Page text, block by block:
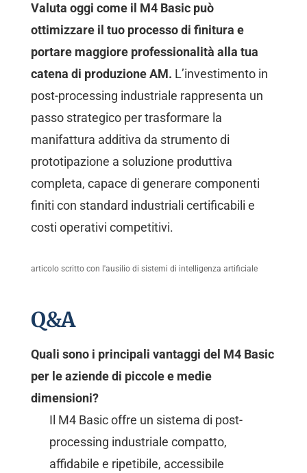
Valuta oggi come il M4 Basic può
ottimizzare il tuo processo di finitura e
portare maggiore professionalità alla tua
catena di produzione AM. L’investimento in
post-processing industriale rappresenta un
passo strategico per trasformare la
manifattura additiva da strumento di
prototipazione a soluzione produttiva
completa, capace di generare componenti
finiti con standard industriali certificabili e
costi operativi competitivi.
articolo scritto con l'ausilio di sistemi di intelligenza artificiale
Q&A
Quali sono i principali vantaggi del M4 Basic
per le aziende di piccole e medie
dimensioni?
Il M4 Basic offre un sistema di post-
processing industriale compatto,
affidabile e ripetibile, accessibile